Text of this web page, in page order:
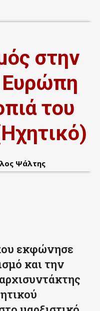
στην
Ευρώπη
του
Ψάλτης
εκφώνησε
και την